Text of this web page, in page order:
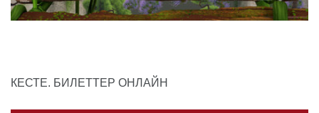
КЕСТЕ. БИЛЕТТЕР ОНЛАЙН